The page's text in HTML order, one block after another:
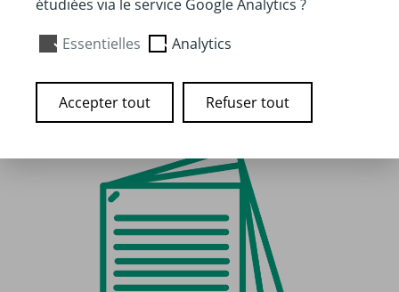
étudiées via le service Google Analytics ?
Essentielles
Analytics
Accepter tout Refuser tout